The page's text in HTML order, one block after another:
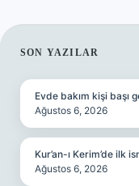
SON YAZILAR
Evde bakım kişi başı
Ağustos 6, 2026
Kur’an-ı Kerim’de ilk
Ağustos 6, 2026